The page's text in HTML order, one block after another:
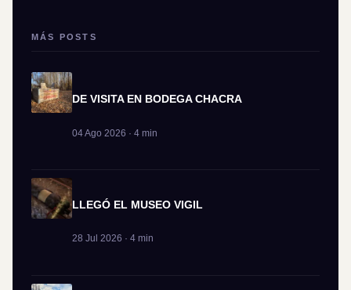
MÁS POSTS
DE VISITA EN BODEGA CHACRA
04 Ago 2026 · 4 min
LLEGÓ EL MUSEO VIGIL
28 Jul 2026 · 4 min